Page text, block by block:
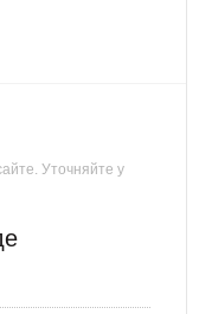
Уточняйте у